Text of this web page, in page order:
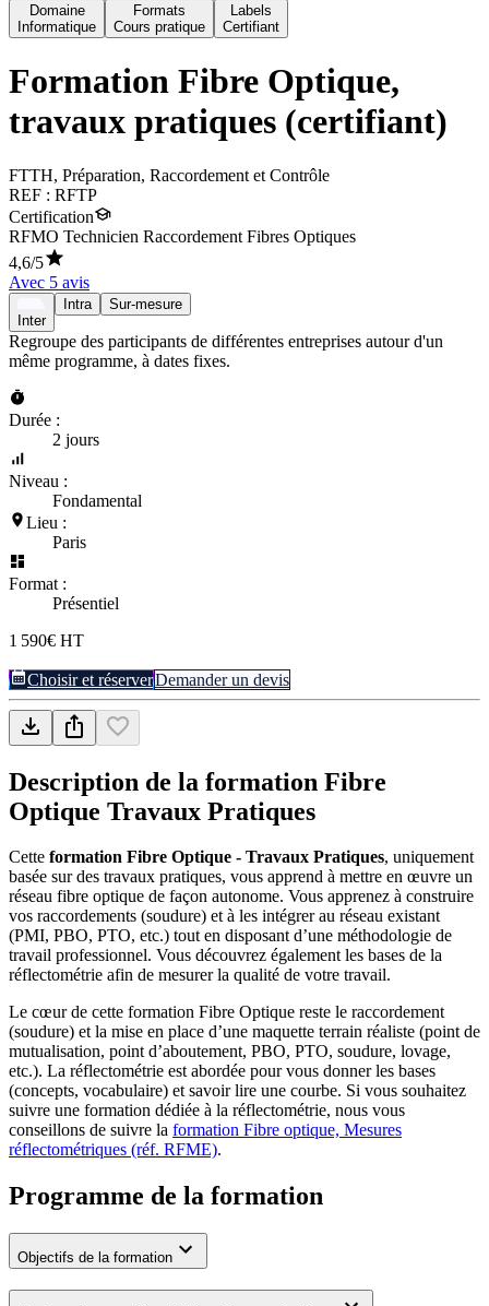
Domaine
Informatique
Formats
Cours pratique
Labels
Certifiant
Formation Fibre Optique,
travaux pratiques (certifiant)
FTTH, Préparation, Raccordement et Contrôle
REF : RFTP
Certification
RFMO Technicien Raccordement Fibres Optiques
4,6/5
Avec 5 avis
Inter
Intra Sur-mesure
Regroupe des participants de différentes entreprises autour d'un
même programme, à dates fixes.
Durée :
2 jours
Niveau :
Fondamental
Lieu :
Paris
Format :
Présentiel
1 590€ HT
Choisir et réserverDemander un devis
Description de la formation Fibre
Optique Travaux Pratiques
Cette formation Fibre Optique - Travaux Pratiques, uniquement
basée sur des travaux pratiques, vous apprend à mettre en œuvre un
réseau fibre optique de façon autonome. Vous apprenez à construire
vos raccordements (soudure) et à les intégrer au réseau existant
(PMI, PBO, PTO, etc.) tout en disposant d’une méthodologie de
travail professionnel. Vous découvrez également les bases de la
réflectométrie afin de mesurer la qualité de votre travail.
Le cœur de cette formation Fibre Optique reste le raccordement
(soudure) et la mise en place d’une maquette terrain réaliste (point de
mutualisation, point d’aboutement, PBO, PTO, soudure, lovage,
etc.). La réflectométrie est abordée pour vous donner les bases
(concepts, vocabulaire) et savoir lire une courbe. Si vous souhaitez
suivre une formation dédiée à la réflectométrie, nous vous
conseillons de suivre la formation Fibre optique, Mesures
réflectométriques (réf. RFME).
Programme de la formation
Objectifs de la formation